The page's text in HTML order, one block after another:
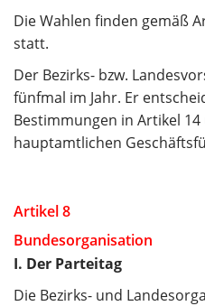
Die Wahlen finden gemäß
statt.
Der Bezirks- bzw.
fünfmal im Jahr. Er
Bestimmungen in Artikel
hauptamtlichen
Artikel 8
Bundesorganisation
I. Der Parteitag
Die Bezirks- und